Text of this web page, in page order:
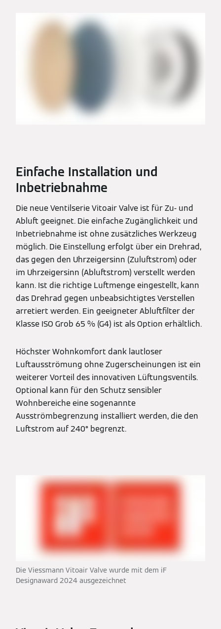
Einfache Installation und
Inbetriebnahme
Die neue Ventilserie Vitoair Valve ist für Zu- und
Abluft geeignet. Die einfache Zugänglichkeit und
Inbetriebnahme ist ohne zusätzliches Werkzeug
möglich. Die Einstellung erfolgt über ein Drehrad,
das gegen den Uhrzeigersinn (Zuluftstrom) oder
im Uhrzeigersinn (Abluftstrom) verstellt werden
kann. Ist die richtige Luftmenge eingestellt, kann
das Drehrad gegen unbeabsichtigtes Verstellen
arretiert werden. Ein geeigneter Abluftfilter der
Klasse ISO Grob 65 % (G4) ist als Option erhältlich.
Höchster Wohnkomfort dank lautloser
Luftausströmung ohne Zugerscheinungen ist ein
weiterer Vorteil des innovativen Lüftungsventils.
Optional kann für den Schutz sensibler
Wohnbereiche eine sogenannte
Ausströmbegrenzung installiert werden, die den
Luftstrom auf 240° begrenzt.
Die Viessmann Vitoair Valve wurde mit dem iF
Designaward 2024 ausgezeichnet